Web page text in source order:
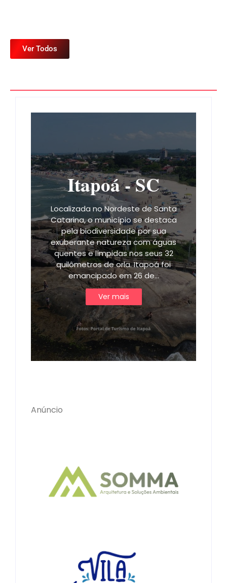
Ver Todos
Itapoá - SC
Localizada no Nordeste de Santa
Catarina, o município se destaca
pela biodiversidade por sua
exuberante natureza com águas
quentes e límpidas nos seus 32
quilômetros de orla. Itapoá foi
emancipado em 26 de…
Ver mais
Anúncio